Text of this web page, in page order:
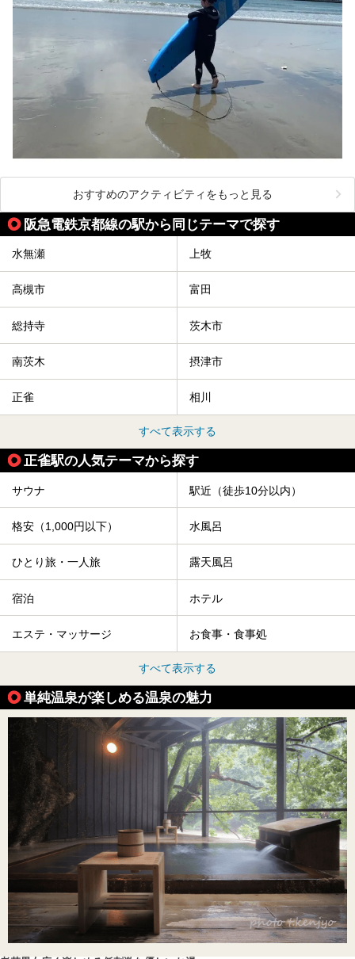
おすすめのアクティビティをもっと見る
阪急電鉄京都線の駅から同じテーマで探す
水無瀬 上牧
高槻市 富田
総持寺 茨木市
南茨木 摂津市
正雀 相川
すべて表示する
正雀駅の人気テーマから探す
サウナ 駅近（徒歩10分以内）
格安（1,000円以下） 水風呂
ひとり旅・一人旅 露天風呂
宿泊 ホテル
エステ・マッサージ お食事・食事処
すべて表示する
単純温泉が楽しめる温泉の魅力